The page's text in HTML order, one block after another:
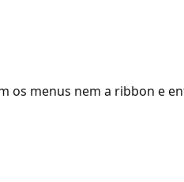
menus nem a ribbon e